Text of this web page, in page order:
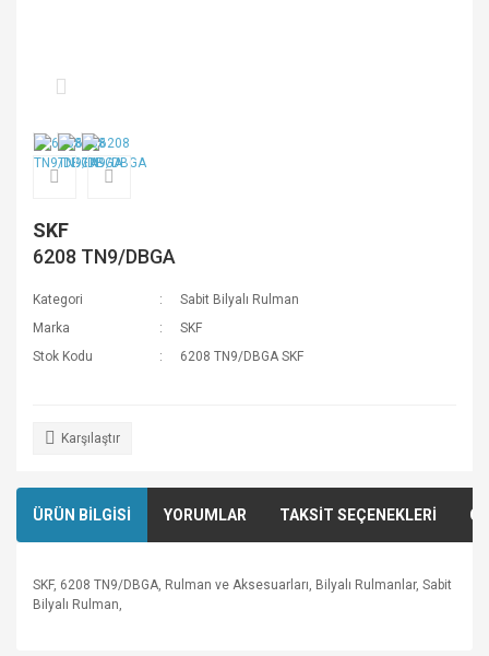
SKF
6208 TN9/DBGA
Kategori
Sabit Bilyalı Rulman
Marka
SKF
Stok Kodu
6208 TN9/DBGA SKF
Karşılaştır
ÜRÜN BİLGİSİ YORUMLAR TAKSİT SEÇENEKLERİ
SKF, 6208 TN9/DBGA, Rulman ve Aksesuarları, Bilyalı Rulmanlar, Sabit
Bilyalı Rulman,